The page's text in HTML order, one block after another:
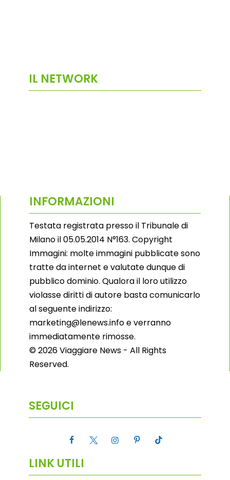
IL NETWORK
INFORMAZIONI
Testata registrata presso il Tribunale di
Milano il 05.05.2014 N°163. Copyright
Immagini: molte immagini pubblicate sono
tratte da internet e valutate dunque di
pubblico dominio. Qualora il loro utilizzo
violasse diritti di autore basta comunicarlo
al seguente indirizzo:
marketing@lenews.info e verranno
immediatamente rimosse.
© 2026 Viaggiare News - All Rights
Reserved.
SEGUICI
LINK UTILI